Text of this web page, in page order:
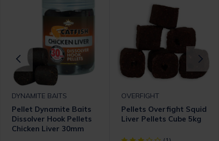
DYNAMITE BAITS
Pellet Dynamite Baits
Dissolver Hook Pellets
Chicken Liver 30mm
OVERFIGHT
Pellets Overfight Squid
Liver Pellets Cube 5kg